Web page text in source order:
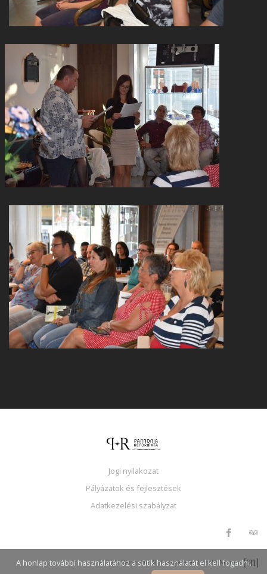
Jogi nyilakozat
Pályázatok és fejlesztések
Adatkezelési szabályzat
2026 © Pannonia Reformata by László Morzsa
A honlap további használatához a sütik használatát el kell fogadni.